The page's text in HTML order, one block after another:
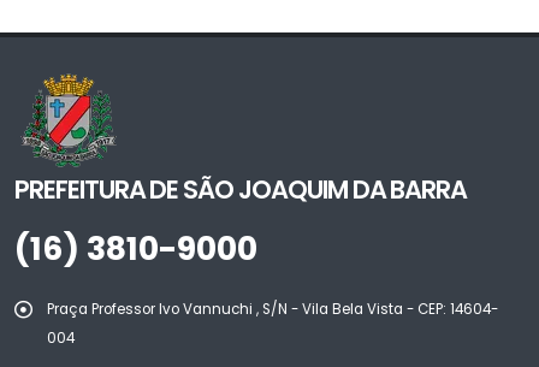
PREFEITURA DE SÃO JOAQUIM DA BARRA
(16) 3810-9000
Praça Professor Ivo Vannuchi , S/N - Vila Bela Vista - CEP: 14604-
004